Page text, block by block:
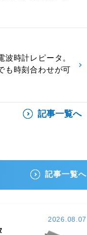
時計レピータ。
も時刻合わせが可
記事一覧へ
記事一覧へ
2026.08.07